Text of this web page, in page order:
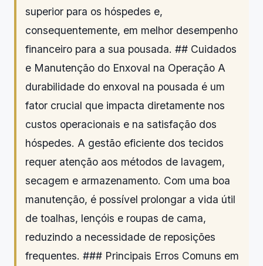
superior para os hóspedes e,
consequentemente, em melhor desempenho
financeiro para a sua pousada. ## Cuidados
e Manutenção do Enxoval na Operação A
durabilidade do enxoval na pousada é um
fator crucial que impacta diretamente nos
custos operacionais e na satisfação dos
hóspedes. A gestão eficiente dos tecidos
requer atenção aos métodos de lavagem,
secagem e armazenamento. Com uma boa
manutenção, é possível prolongar a vida útil
de toalhas, lençóis e roupas de cama,
reduzindo a necessidade de reposições
frequentes. ### Principais Erros Comuns em